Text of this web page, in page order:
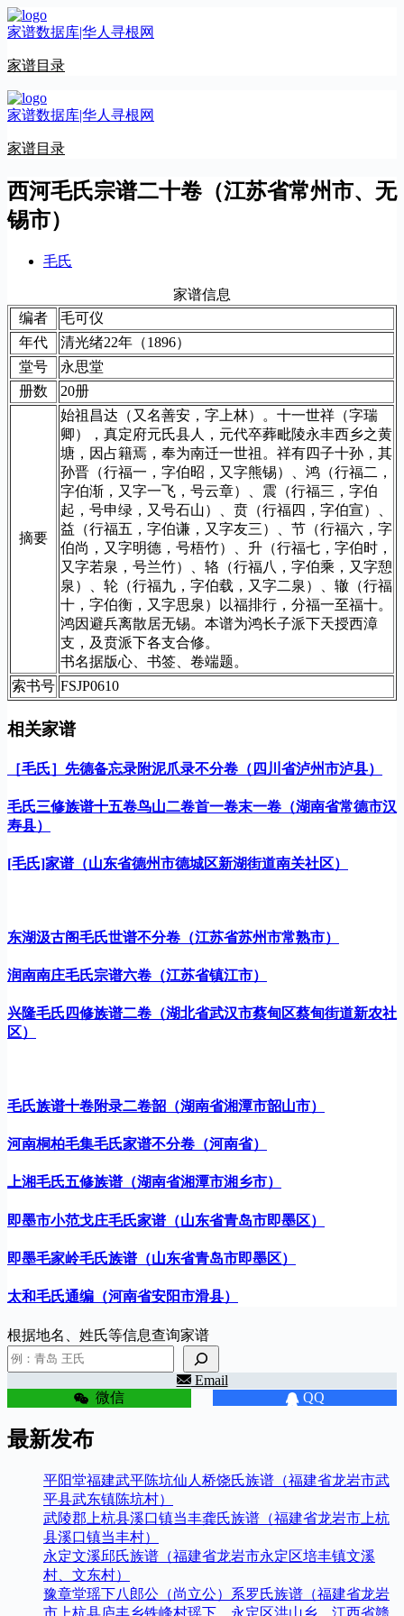
跳
至
容
家谱数据库|华人寻根网
家谱目录
家谱数据库|华人寻根网
家谱目录
西河毛氏宗谱二十卷（江苏省常州市、无
锡市）
毛氏
家谱信息
编者
毛可仪
年代
清光绪22年（1896）
堂号
永思堂
册数
20册
摘要
始祖昌达（又名善安，字上林）。十一世祥（字瑞
卿），真定府元氏县人，元代卒葬毗陵永丰西乡之黄
塘，因占籍焉，奉为南迁一世祖。祥有四子十孙，其
孙晋（行福一，字伯昭，又字熊锡）、鸿（行福二，
字伯渐，又字一飞，号云章）、震（行福三，字伯
起，号申绿，又号石山）、贲（行福四，字伯宣）、
益（行福五，字伯谦，又字友三）、节（行福六，字
伯尚，又字明德，号梧竹）、升（行福七，字伯时，
又字若泉，号兰竹）、辂（行福八，字伯乘，又字憩
泉）、轮（行福九，字伯载，又字二泉）、辙（行福
十，字伯衡，又字思泉）以福排行，分福一至福十。
鸿因避兵离散居无锡。本谱为鸿长子派下天授西漳
支，及贲派下各支合修。
书名据版心、书签、卷端题。
索书号 FSJP0610
相关家谱
［毛氏］先德备忘录附泥爪录不分卷（四川省泸州市泸县）
毛氏三修族谱十五卷鸟山二卷首一卷末一卷（湖南省常德市汉
寿县）
[毛氏]家谱（山东省德州市德城区新湖街道南关社区）
东湖汲古阁毛氏世谱不分卷（江苏省苏州市常熟市）
润南南庄毛氏宗谱六卷（江苏省镇江市）
兴隆毛氏四修族谱二卷（湖北省武汉市蔡甸区蔡甸街道新农社
区）
毛氏族谱十卷附录二卷韶（湖南省湘潭市韶山市）
河南桐柏毛集毛氏家谱不分卷（河南省）
上湘毛氏五修族谱（湖南省湘潭市湘乡市）
即墨市小范戈庄毛氏家谱（山东省青岛市即墨区）
即墨毛家岭毛氏族谱（山东省青岛市即墨区）
太和毛氏通编（河南省安阳市滑县）
根据地名、姓氏等信息查询家谱
Email
微信 QQ
最新发布
平阳堂福建武平陈坑仙人桥饶氏族谱（福建省龙岩市武
平县武东镇陈坑村）
武陵郡上杭县溪口镇当丰龚氏族谱（福建省龙岩市上杭
县溪口镇当丰村）
永定文溪邱氏族谱（福建省龙岩市永定区培丰镇文溪
村、文东村）
豫章堂瑶下八郎公（尚立公）系罗氏族谱（福建省龙岩